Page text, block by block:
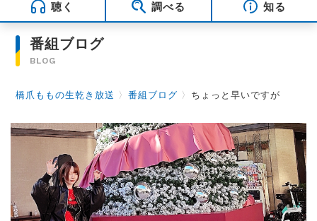
聴く 調べる 知る
番組ブログ
BLOG
橋爪ももの生乾き放送 〉番組ブログ 〉 ちょっと早いですが